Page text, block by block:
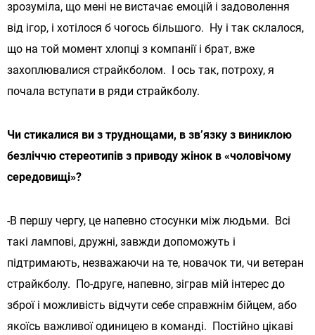
зрозуміла, що мені не вистачає емоцій і задоволення
від ігор, і хотілося б чогось більшого. Ну і так склалося,
що на той момент хлопці з компанії і брат, вже
захоплювалися страйкболом. І ось так, потроху, я
почала вступати в ряди страйкболу.
Чи стикалися ви з труднощами, в зв’язку з виниклою
безліччю стереотипів з приводу жінок в «чоловічому
середовищі»?
-В першу чергу, це напевно стосунки між людьми. Всі
такі лампові, дружні, завжди допоможуть і
підтримають, незважаючи на те, новачок ти, чи ветеран
страйкболу. По-друге, напевно, зіграв мій інтерес до
зброї і можливість відчути себе справжнім бійцем, або
якоїсь важливої ​​одиницею в команді. Постійно цікаві